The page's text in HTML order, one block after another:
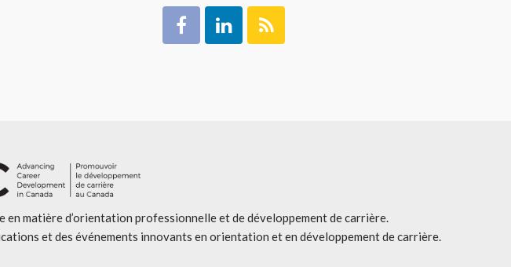
en matière d’orientation professionnelle et de développement de carrière.
et des événements innovants en orientation et en développement de carrière.